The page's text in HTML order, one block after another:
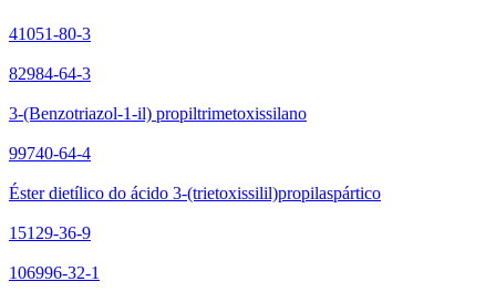
41051-80-3
82984-64-3
3-(Benzotriazol-1-il) propiltrimetoxissilano
99740-64-4
Éster dietílico do ácido 3-(trietoxissilil)propilaspártico
15129-36-9
106996-32-1